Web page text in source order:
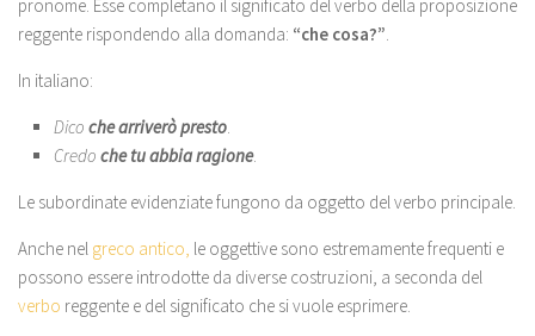
pronome. Esse completano il significato del verbo della proposizione
reggente rispondendo alla domanda: “che cosa?”
In italiano:
Dico che arriverò presto
Credo che tu abbia ragione.
Le subordinate evidenziate fungono da oggetto del verbo principale.
Anche nel greco antico, le oggettive sono estremamente frequenti e
possono essere introdotte da diverse costruzioni, a seconda del
verbo reggente e del significato che si vuole esprimere.